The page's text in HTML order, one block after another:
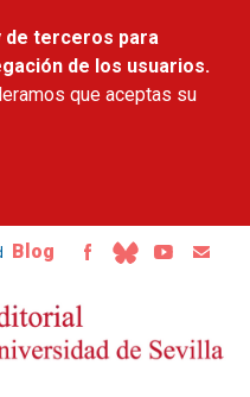
de terceros para
de los usuarios.
que aceptas su
Blog